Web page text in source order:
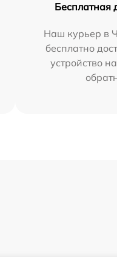
Бесплатная
Наш курьер в
бесплатно
устройство